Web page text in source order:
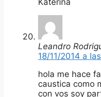
Leandro
18/11/2014 a
hola me hace
caustica como
con vos soy